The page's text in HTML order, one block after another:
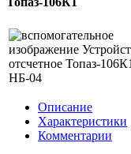
Описание
Характеристики
Комментарии